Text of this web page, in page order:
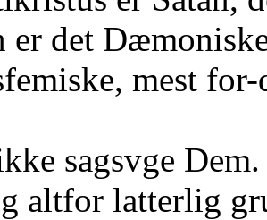
er det
mest
sagsvge
altfor latterlig